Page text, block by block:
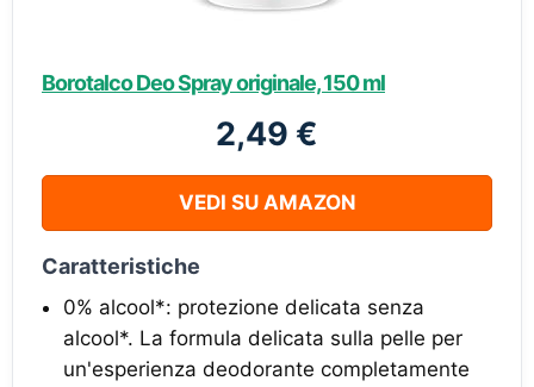
Borotalco Deo Spray originale, 150 ml
2,49 €
VEDI SU AMAZON
Caratteristiche
0% alcool*: protezione delicata senza
alcool*. La formula delicata sulla pelle per
un'esperienza deodorante completamente